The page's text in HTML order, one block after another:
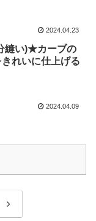
2024.04.23
縫い)★カーブの
れいに仕上げる
2024.04.09
次